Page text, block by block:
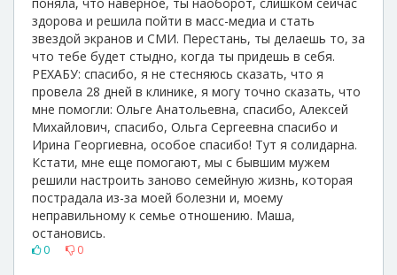
здорова и решила пойти в масс-медиа и стать
звездой экранов и СМИ. Перестань, ты делаешь то, за
что тебе будет стыдно, когда ты придешь в себя.
РЕХАБУ: спасибо, я не стесняюсь сказать, что я
провела 28 дней в клинике, я могу точно сказать, что
мне помогли: Ольге Анатольевна, спасибо, Алексей
Михайлович, спасибо, Ольга Сергеевна спасибо и
Ирина Георгиевна, особое спасибо! Тут я солидарна.
Кстати, мне еще помогают, мы с бывшим мужем
решили настроить заново семейную жизнь, которая
пострадала из-за моей болезни и, моему
неправильному к семье отношению. Маша,
остановись.
0 0